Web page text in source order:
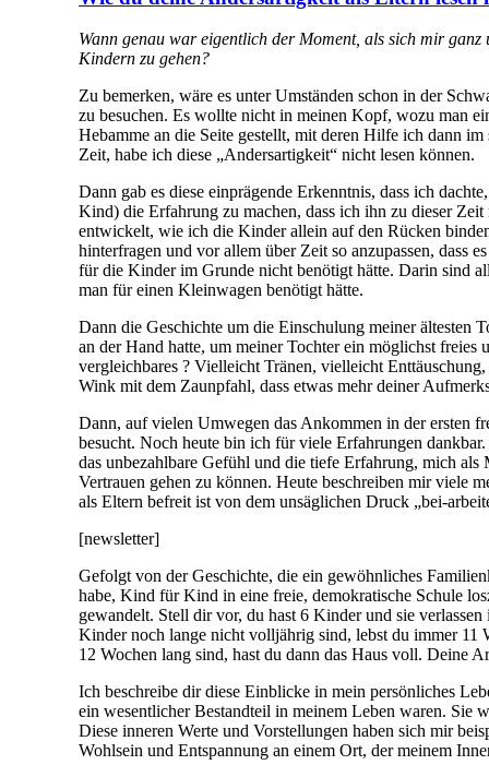
Wann genau war eigentlich der Moment, als sich mir
Kindern zu gehen?
Zu bemerken, wäre es unter Umständen schon in der
zu besuchen. Es wollte nicht in meinen Kopf, wozu man
Hebamme an die Seite gestellt, mit deren Hilfe ich dann
Zeit, habe ich diese „Andersartigkeit“ nicht lesen können.
Dann gab es diese einprägende Erkenntnis, dass ich
Kind) die Erfahrung zu machen, dass ich ihn zu dieser
entwickelt, wie ich die Kinder allein auf den Rücken
hinterfragen und vor allem über Zeit so anzupassen, dass
für die Kinder im Grunde nicht benötigt hätte. Darin sind
man für einen Kleinwagen benötigt hätte.
Dann die Geschichte um die Einschulung meiner ältesten
an der Hand hatte, um meiner Tochter ein möglichst freies
vergleichbares ? Vielleicht Tränen, vielleicht
Wink mit dem Zaunpfahl, dass etwas mehr deiner
Dann, auf vielen Umwegen das Ankommen in der ersten
besucht. Noch heute bin ich für viele Erfahrungen
das unbezahlbare Gefühl und die tiefe Erfahrung, mich
Vertrauen gehen zu können. Heute beschreiben mir viele
als Eltern befreit ist von dem unsäglichen Druck „bei-
[newsletter]
Gefolgt von der Geschichte, die ein gewöhnliches
habe, Kind für Kind in eine freie, demokratische Schule
gewandelt. Stell dir vor, du hast 6 Kinder und sie
Kinder noch lange nicht volljährig sind, lebst du immer 11
12 Wochen lang sind, hast du dann das Haus voll. Deine
Ich beschreibe dir diese Einblicke in mein persönliches
ein wesentlicher Bestandteil in meinem Leben waren. Sie
Diese inneren Werte und Vorstellungen haben sich mir
Wohlsein und Entspannung an einem Ort, der meinem